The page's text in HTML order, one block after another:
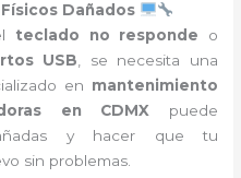
Dañados
teclado no responde o
USB , se necesita una
en mantenimiento
en CDMX puede
y hacer que tu
sin problemas.